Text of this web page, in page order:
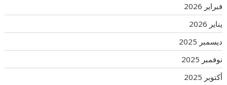
فبراير 2026
يناير 2026
ديسمبر 2025
نوفمبر 2025
أكتوبر 2025